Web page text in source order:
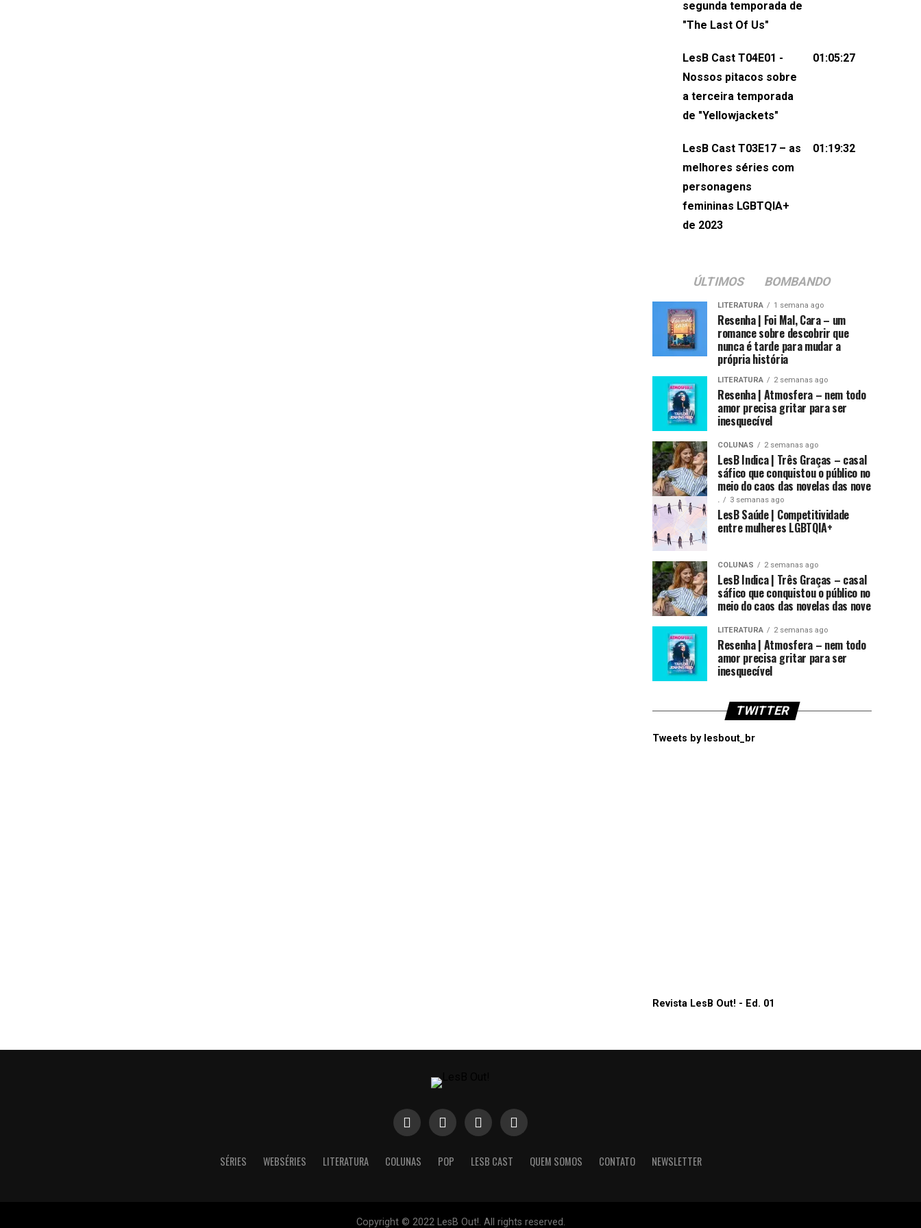
não esqueça de visitar nosso site e
sociais:Twitter: ⁠⁠⁠⁠@lesbout_br⁠⁠⁠⁠ Instagram:
do LesB Cast:Apresentação de
Karolen Passos
(⁠⁠⁠⁠⁠⁠@KarolenPassos⁠⁠⁠⁠⁠⁠)Participação de
Pollyelly FlorêncioEdição de Naiady
Machado
segunda temporada de
"The Last Of Us"
LesB Cast T04E01 -
Nossos pitacos sobre
a terceira temporada
de "Yellowjackets"
01:05:27
LesB Cast T03E17 – as
melhores séries com
personagens
femininas LGBTQIA+
de 2023
01:19:32
ÚLTIMOS BOMBANDO
LITERATURA 1 semana ago
Resenha | Foi Mal, Cara – um
romance sobre descobrir que
nunca é tarde para mudar a
própria história
LITERATURA 2 semanas ago
Resenha | Atmosfera – nem todo
amor precisa gritar para ser
inesquecível
COLUNAS 2 semanas ago
LesB Indica | Três Graças – casal
sáfico que conquistou o público no
meio do caos das novelas das nove
. 3 semanas ago
LesB Saúde | Competitividade
entre mulheres LGBTQIA+
COLUNAS 2 semanas ago
LesB Indica | Três Graças – casal
sáfico que conquistou o público no
meio do caos das novelas das nove
LITERATURA 2 semanas ago
Resenha | Atmosfera – nem todo
amor precisa gritar para ser
inesquecível
TWITTER
Tweets by lesbout_br
Revista LesB Out! - Ed. 01
SÉRIES WEBSÉRIES LITERATURA COLUNAS POP LESB CAST QUEM SOMOS CONTATO NEWSLETTER
Copyright © 2022 LesB Out!. All rights reserved.